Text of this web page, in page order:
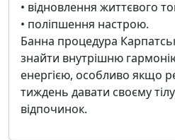
• відновлення життєвого
• поліпшення настрою.
Банна процедура
знайти внутрішню
енергією, особливо якщо
тиждень давати своєму
відпочинок.